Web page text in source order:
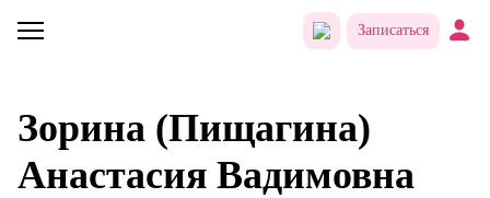
Записаться
Зорина (Пищагина)
Анастасия Вадимовна